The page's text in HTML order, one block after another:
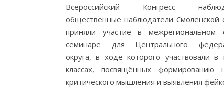
Всероссийский Конгресс
общественные наблюдатели Смоленской
приняли участие в межрегиональном
семинаре для Центрального
округа, в ходе которого участвовали в
классах, посвящённых формированию
критического мышления и выявления